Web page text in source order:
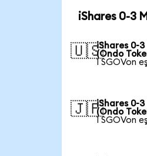
iShares 0-3
🇺🇸iShares 0-3
(Ondo
1 SGOVon
🇯🇵iShares 0-3
(Ondo
1 SGOVon